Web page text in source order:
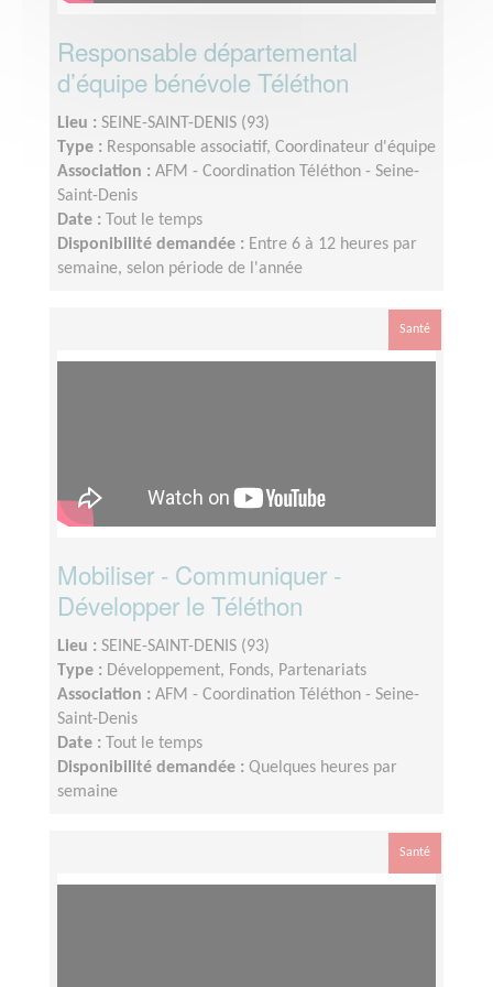
Responsable départemental
d’équipe bénévole Téléthon
Lieu : SEINE-SAINT-DENIS (93)
Type : Responsable associatif, Coordinateur d'équipe
Association : AFM - Coordination Téléthon - Seine-
Saint-Denis
Date :
Tout le temps
Disponibilité demandée : Entre 6 à 12 heures par
semaine, selon période de l'année
Santé
Mobiliser - Communiquer -
Développer le Téléthon
Lieu : SEINE-SAINT-DENIS (93)
Type : Développement, Fonds, Partenariats
Association : AFM - Coordination Téléthon - Seine-
Saint-Denis
Date :
Tout le temps
Disponibilité demandée : Quelques heures par
semaine
Santé